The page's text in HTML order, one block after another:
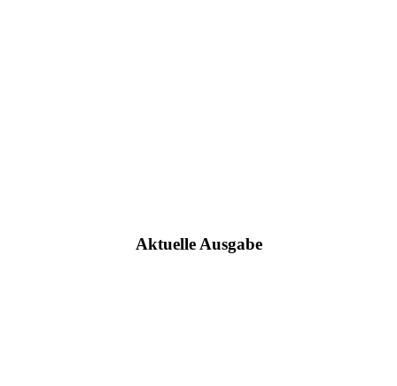
Aktuelle Ausgabe